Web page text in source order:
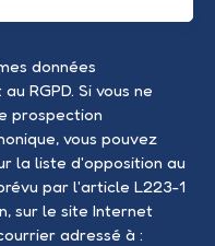
données
RGPD. Si vous ne
prospection
vous pouvez
la liste d'opposition au
par l'article L223-1
sur le site Internet
adressé à :